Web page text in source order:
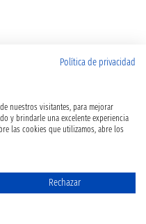
Política de privacidad
nuestros visitantes, para mejorar
y brindarle una excelente experiencia
las cookies que utilizamos, abre los
Rechazar